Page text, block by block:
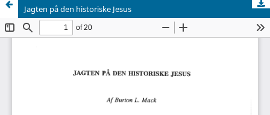
Jagten på den historiske Jesus